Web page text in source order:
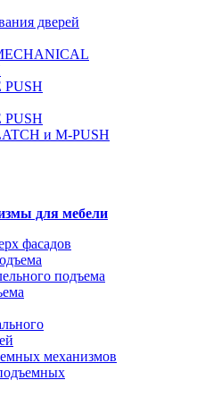
дверей
PUSH
PUSH
и M-PUSH
для мебели
фасадов
подъема
механизмов